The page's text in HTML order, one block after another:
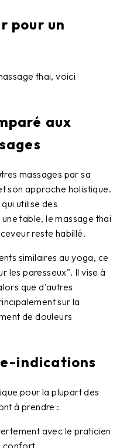
pour un
thai, voici
aux
massages par sa
son approche holistique.
utilise des
table, le massage thai
reste habillé.
similaires au yoga, ce
les paresseux". Il vise à
que d'autres
sur la
de douleurs
indications
pour la plupart des
à prendre :
avec le praticien